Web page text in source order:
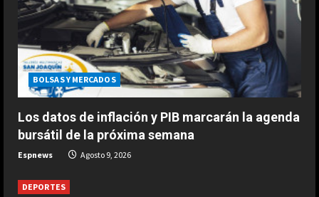
2 Agosto 9, 2026
3
DEPORTES
Gianni Infantino se siente muy
fuerte
Agosto 9, 2026
1-0: River toca fondo
BOLSAS Y MERCADOS
Los datos de inflación y PIB marcarán la agenda
bursátil de la próxima semana
Espnews Agosto 9, 2026
DEPORTES